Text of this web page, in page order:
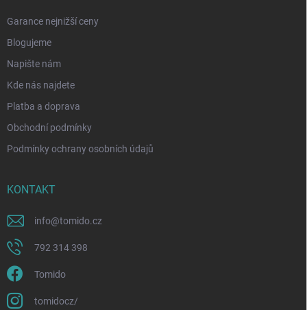
Garance nejnižší ceny
Blogujeme
Napište nám
Kde nás najdete
Platba a doprava
Obchodní podmínky
Podmínky ochrany osobních údajů
KONTAKT
info@tomido.cz
792 314 398
Tomido
tomidocz/